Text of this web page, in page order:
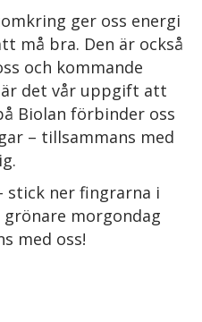
ger oss energi
må bra. Den är också
och kommande
det vår uppgift att
Biolan förbinder oss
– tillsammans med
stick ner fingrarna i
grönare morgondag
med oss!